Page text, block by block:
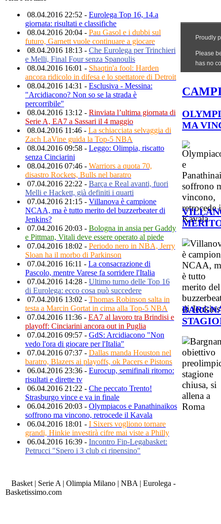
08.04.2016 22:52 - Eurolega Top 16, 14.a
giornata: risultati e classifiche
08.04.2016 20:04 - Pau Gasol e i dubbi sul
futuro, Garnett vuole continuare a giocare
08.04.2016 18:13 - Che Eurolega per Trinchieri
e Melli, Final Four senza Spanoulis
08.04.2016 16:01 - Shaqtin'a fool: Harden
ancora ridicolo in difesa e lo spettatore di Detroit
08.04.2016 14:31 - Esclusiva - Messina:
"Arcidiacono? Non so se la strada è
percorribile"
08.04.2016 13:12 - Rinviata l’ultima giornata di
Serie A, EA7 a Sassari il 4 maggio
08.04.2016 11:46 - La schiacciata selvaggia di
Zach LaVine guida la Top-5 NBA
08.04.2016 09:58 - Leggo: Olimpia, riscatto
senza Cinciarini
08.04.2016 07:46 - Warriors a quota 70,
disastro Rockets, Bulls nel baratro
07.04.2016 22:22 - Barça e Real avanti, fuori
Melli e Hackett, già definiti i quarti
07.04.2016 21:15 - Villanova è campione
NCAA, ma è tutto merito del buzzerbeater di
Jenkins?
07.04.2016 20:03 - Bologna in ansia per Gaddy
e Pittman, Vitali deve essere operato al piede
07.04.2016 18:02 - Periodo nero in NBA, Jerry
Sloan ha il morbo di Parkinson
07.04.2016 16:11 - La consacrazione di
Pascolo, mentre Varese fa sorridere l'Italia
07.04.2016 14:28 - Ultimo turno delle Top 16
di Eurolega: ecco cosa può succedere
07.04.2016 13:02 - Thomas Robinson salta in
testa a Marcin Gortat in cima alla Top-5 NBA
07.04.2016 11:36 - EA7 al lavoro tra Brindisi e
playoff: Cinciarini ancora out in Puglia
07.04.2016 09:57 - GdS: Arcidiacono "Non
vedo l'ora di giocare per l'Italia"
07.04.2016 07:37 - Dallas manda Houston nel
baratro, Blazers ai playoffs, ok Pacers e Pistons
06.04.2016 23:36 - Eurocup, semifinali ritorno:
risultati e dirette tv
06.04.2016 21:22 - Che peccato Trento!
Strasburgo vince e va in finale
06.04.2016 20:03 - Olympiacos e Panathinaikos
soffrono ma vincono, retrocede il Kavala
06.04.2016 18:01 - I Sixers vogliono tornare
grandi, Hinkie investirà cifre mai viste a Philly
06.04.2016 16:39 - Incontro Fip-Legabasket:
Petrucci "Spero i 3 club ci ripensino"
MA
Basket | Serie A | Olimpia Milano | NBA | Eurolega -
Basketissimo.com